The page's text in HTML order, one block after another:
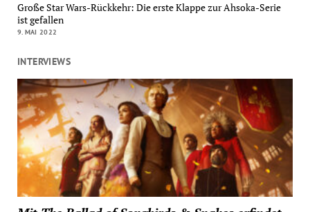
Große Star Wars-Rückkehr: Die erste Klappe zur Ahsoka-Serie
ist gefallen
9. MAI 2022
INTERVIEWS